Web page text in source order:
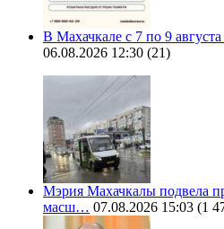
В Махачкале с 7 по 9
06.08.2026 12:30 (21)
Мэрия Махачкалы подвела
масш… 07.08.2026 15:03 (1